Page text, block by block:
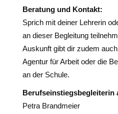
Beratung und Kontakt:
Sprich mit deiner Lehrerin
an dieser Begleitung
Auskunft gibt dir zudem
Agentur für Arbeit oder die
an der Schule.
Berufseinstiegsbegleiterin
Petra Brandmeier